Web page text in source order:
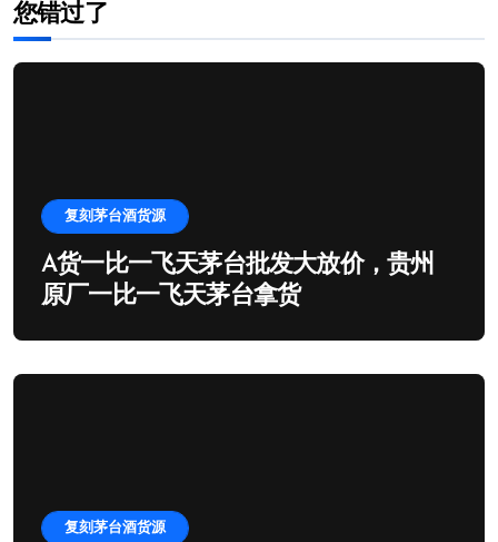
您错过了
复刻茅台酒货源
A货一比一飞天茅台批发大放价，贵州
原厂一比一飞天茅台拿货
复刻茅台酒货源